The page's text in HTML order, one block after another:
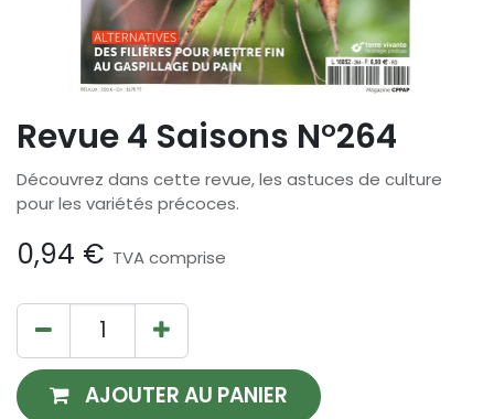
Revue 4 Saisons N°264
Découvrez dans cette revue, les astuces de culture
pour les variétés précoces.
0,94 € TVA comprise
AJOUTER AU PANIER